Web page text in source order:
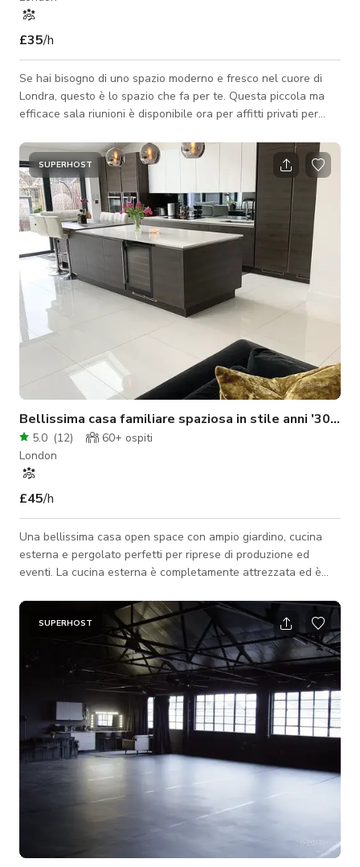
£35/h
Se hai bisogno di uno spazio moderno e fresco nel cuore di
Londra, questo è lo spazio che fa per te. Questa piccola ma
efficace sala riunioni è disponibile ora per affitti privati per
più centrale per una sala riunioni a Londra, a due passi
dall'iconica London Eye. Con mattoni a vista, design d'interni
minimalista e molta vegetazione per farti compagnia, questo
spazio ha un'atmosfera moderna e professionale giovane che
si ada
SUPERHOST
Bellissima casa familiare spaziosa in stile anni '30
5.0 (12) 60+ ospiti
London
£45/h
Una bellissima casa open space con ampio giardino, cucina
esterna e pergolato perfetti per riprese di produzione ed
eventi. La cucina esterna è completamente attrezzata ed è
C'è un soggiorno separato nella parte anteriore della casa e
un bagno per gli ospiti al piano inferiore. Tutto lo spazio e le
stanze al piano inferiore sono disponibili per l'affitto. C'è una
camera da letto disponibile se necessario. Ai margini di
SUPERHOST